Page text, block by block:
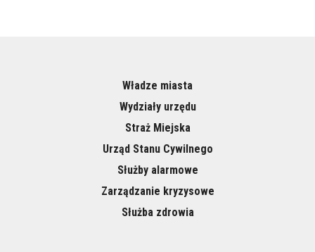
Władze miasta
Wydziały urzędu
Straż Miejska
Urząd Stanu Cywilnego
Służby alarmowe
Zarządzanie kryzysowe
Służba zdrowia